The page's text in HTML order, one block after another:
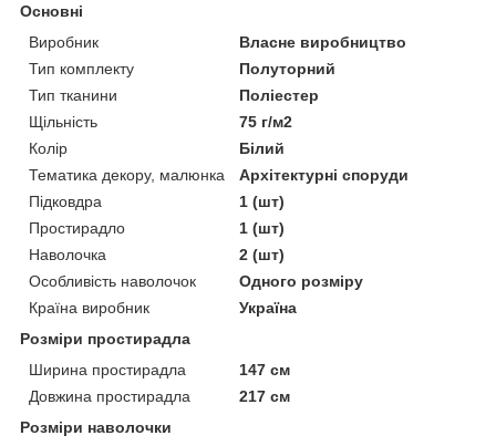
Основні
Виробник
Власне виробництво
Тип комплекту
Полуторний
Тип тканини
Поліестер
Щільність
75 г/м2
Колір
Білий
Тематика декору, малюнка
Архітектурні споруди
Підковдра
1 (шт)
Простирадло
1 (шт)
Наволочка
2 (шт)
Особливість наволочок
Одного розміру
Країна виробник
Україна
Розміри простирадла
Ширина простирадла
147 см
Довжина простирадла
217 см
Розміри наволочки